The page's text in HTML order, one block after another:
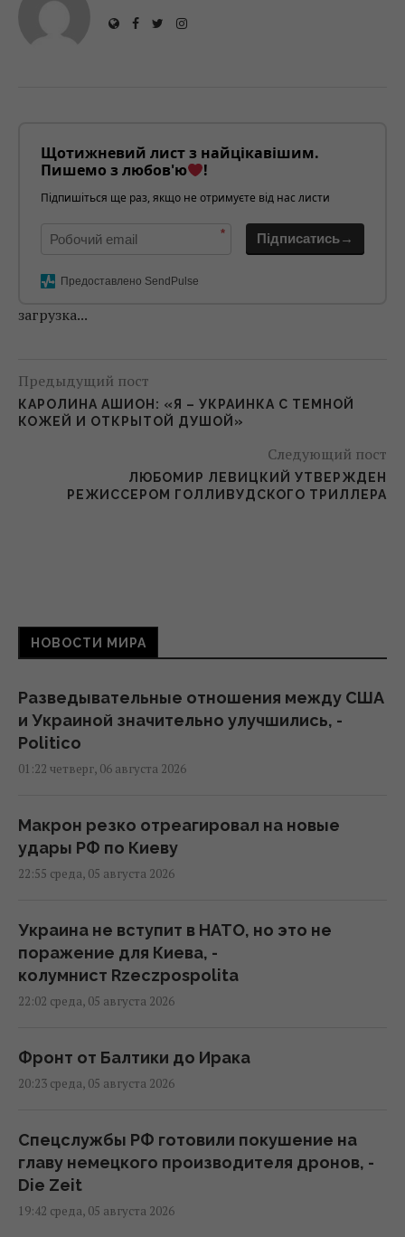
Щотижневий лист з найцікавішим.
Пишемо з любов'ю
!
Підпишіться ще раз, якщо не отримуєте від нас листи
* Підписатись→
Предоставлено SendPulse
загрузка...
Предыдущий пост
КАРОЛИНА АШИОН: «Я – УКРАИНКА С ТЕМНОЙ
КОЖЕЙ И ОТКРЫТОЙ ДУШОЙ»
Следующий пост
ЛЮБОМИР ЛЕВИЦКИЙ УТВЕРЖДЕН
РЕЖИССЕРОМ ГОЛЛИВУДСКОГО ТРИЛЛЕРА
НОВОСТИ МИРА
Разведывательные отношения между США
и Украиной значительно улучшились, -
Politico
01:22 четверг, 06 августа 2026
Макрон резко отреагировал на новые
удары РФ по Киеву
22:55 среда, 05 августа 2026
Украина не вступит в НАТО, но это не
поражение для Киева, -
колумнист Rzeczpospolita
22:02 среда, 05 августа 2026
Фронт от Балтики до Ирака
20:23 среда, 05 августа 2026
Спецслужбы РФ готовили покушение на
главу немецкого производителя дронов, -
Die Zeit
19:42 среда, 05 августа 2026